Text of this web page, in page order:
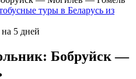
туры в Беларусь из
5 дней
Бобруйск —